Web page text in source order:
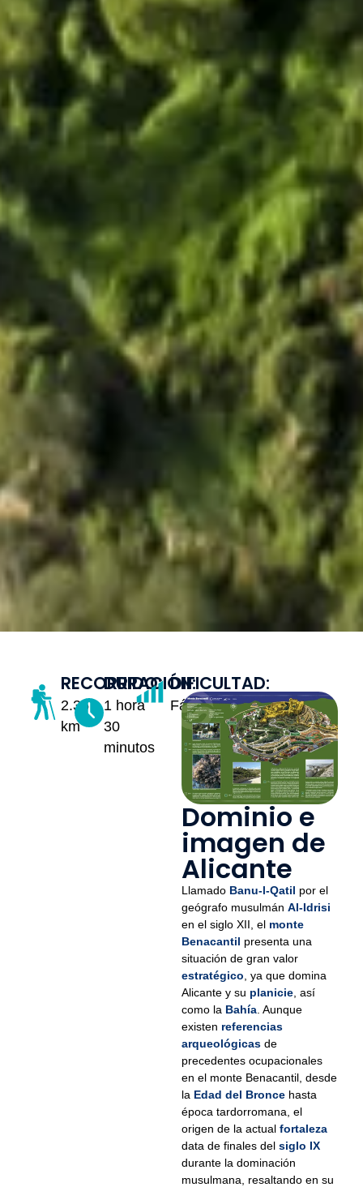
RECORRIDO:
2.35
km
DURACIÓN:
1 hora
30
minutos
DIFICULTAD:
Fácil
Dominio e
imagen de
Alicante
Llamado Banu-l-Qatil por el
geógrafo musulmán Al-Idrisi
en el siglo XII, el monte
Benacantil presenta una
situación de gran valor
estratégico , ya que domina
Alicante y su planicie , así
como la Bahía . Aunque
existen referencias
arqueológicas de
precedentes ocupacionales
en el monte Benacantil, desde
la Edad del Bronce hasta
época tardorromana, el
origen de la actual fortaleza
data de finales del siglo IX
durante la dominación
musulmana, resaltando en su